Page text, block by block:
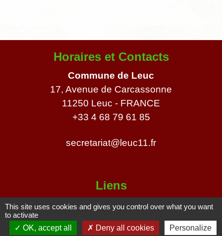
Horaires et Contacts
Commune de Leuc
17, Avenue de Carcassonne
11250 Leuc - FRANCE
+33 4 68 79 61 85
secretariat@leuc11.fr
Liens
Carcassonne Agglo
COVALDEM
SNCF
This site uses cookies and gives you control over what you want
to activate
OK, accept all
Deny all cookies Personalize